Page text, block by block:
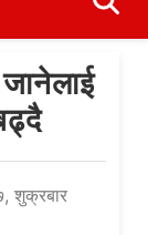
शुक्रबार